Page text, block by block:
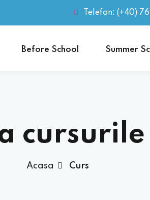
Telefon: (+40)
Before School Summer
Acasa Curs